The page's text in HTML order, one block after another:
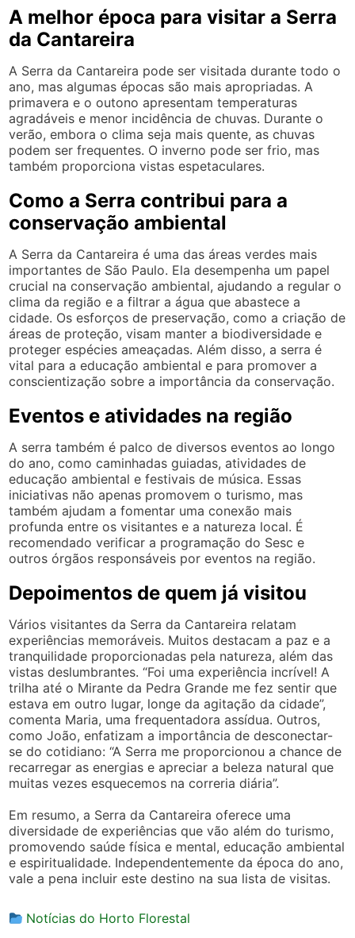
A melhor época para visitar a Serra
da Cantareira
A Serra da Cantareira pode ser visitada durante todo o
ano, mas algumas épocas são mais apropriadas. A
primavera e o outono apresentam temperaturas
agradáveis e menor incidência de chuvas. Durante o
verão, embora o clima seja mais quente, as chuvas
podem ser frequentes. O inverno pode ser frio, mas
também proporciona vistas espetaculares.
Como a Serra contribui para a
conservação ambiental
A Serra da Cantareira é uma das áreas verdes mais
importantes de São Paulo. Ela desempenha um papel
crucial na conservação ambiental, ajudando a regular o
clima da região e a filtrar a água que abastece a
cidade. Os esforços de preservação, como a criação de
áreas de proteção, visam manter a biodiversidade e
proteger espécies ameaçadas. Além disso, a serra é
vital para a educação ambiental e para promover a
conscientização sobre a importância da conservação.
Eventos e atividades na região
A serra também é palco de diversos eventos ao longo
do ano, como caminhadas guiadas, atividades de
educação ambiental e festivais de música. Essas
iniciativas não apenas promovem o turismo, mas
também ajudam a fomentar uma conexão mais
profunda entre os visitantes e a natureza local. É
recomendado verificar a programação do Sesc e
outros órgãos responsáveis por eventos na região.
Depoimentos de quem já visitou
Vários visitantes da Serra da Cantareira relatam
experiências memoráveis. Muitos destacam a paz e a
tranquilidade proporcionadas pela natureza, além das
vistas deslumbrantes. “Foi uma experiência incrível! A
trilha até o Mirante da Pedra Grande me fez sentir que
estava em outro lugar, longe da agitação da cidade”,
comenta Maria, uma frequentadora assídua. Outros,
como João, enfatizam a importância de desconectar-
se do cotidiano: “A Serra me proporcionou a chance de
recarregar as energias e apreciar a beleza natural que
muitas vezes esquecemos na correria diária”.
Em resumo, a Serra da Cantareira oferece uma
diversidade de experiências que vão além do turismo,
promovendo saúde física e mental, educação ambiental
e espiritualidade. Independentemente da época do ano,
vale a pena incluir este destino na sua lista de visitas.
Notícias do Horto Florestal